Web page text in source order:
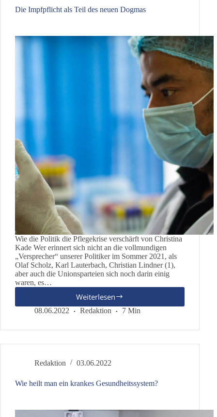
Die Impfpflicht als Teil des neuen Dogmas
Wie die Politik die Pflegekrise verschärft von Christina
Kade Wer erinnert sich nicht an die vollmundigen
„Versprecher“ unserer Politiker im Sommer 2021, als
Olaf Scholz, Karl Lauterbach, Christian Lindner (1),
aber auch die Unionsparteien sich noch darin einig
waren, es…
Weiterlesen
Die
Impfpflicht
Teil
Dogmas
08.06.2022 Redaktion 7 Min
Redaktion 03.06.2022
Wie heilt man ein krankes Gesundheitssystem?